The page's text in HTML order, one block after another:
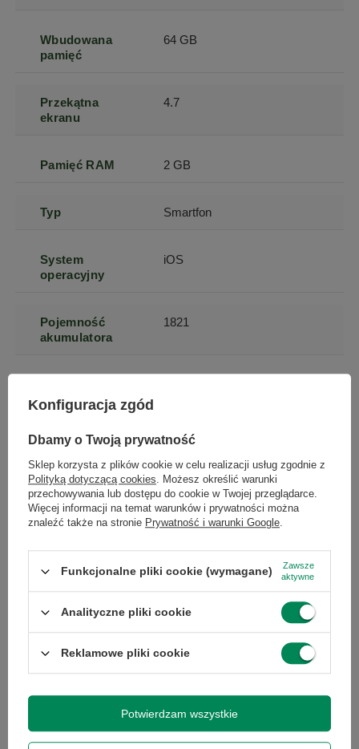
Wbudowana
pamięć
64 GB
Przekątna
ekranu
4.7
Pamięć RAM 2 GB
Typ Smartfon
System
operacyjny
iOS
Pojemność
akumulatora
1821
NFC
Opcje SIM Single SIM
Szerokość
produktu
67.3
Wysokość
138.4
Głębokość
7.3
Waga 148
Konfiguracja zgód
Dbamy o Twoją prywatność
Sklep korzysta z plików cookie w celu realizacji usług zgodnie z
Polityką dotyczącą cookies. Możesz określić warunki
przechowywania lub dostępu do cookie w Twojej przeglądarce.
Więcej informacji na temat warunków i prywatności można
znaleźć także na stronie Prywatność i warunki Google.
Funkcjonalne pliki cookie (wymagane)
Zawsze
aktywne
Analityczne pliki cookie
Reklamowe pliki cookie
Potwierdzam wszystkie